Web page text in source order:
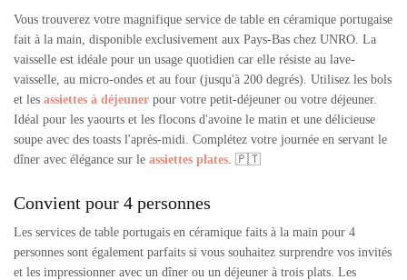
Vous trouverez votre magnifique service de table en céramique portugaise
fait à la main, disponible exclusivement aux Pays-Bas chez UNRO. La
vaisselle est idéale pour un usage quotidien car elle résiste au lave-
vaisselle, au micro-ondes et au four (jusqu'à 200 degrés). Utilisez les bols
et lesassiettes à déjeuner pour votre petit-déjeuner ou votre déjeuner.
Idéal pour les yaourts et les flocons d'avoine le matin et une délicieuse
soupe avec des toasts l'après-midi. Complétez votre journée en servant le
dîner avec élégance sur leassiettes plates. 🇵🇹
Convient pour 4 personnes
Les services de table portugais en céramique faits à la main pour 4
personnes sont également parfaits si vous souhaitez surprendre vos invités
et les impressionner avec un dîner ou un déjeuner à trois plats. Les